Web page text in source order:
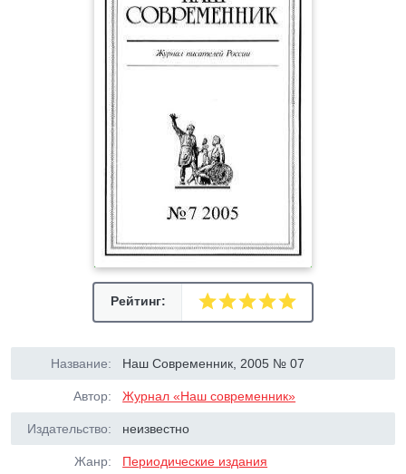
Рейтинг:
Название: Наш Современник, 2005 № 07
Автор: Журнал «Наш современник»
Издательство: неизвестно
Жанр: Периодические издания